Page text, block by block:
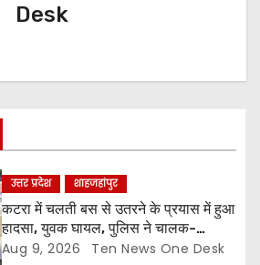
Desk
उत्तर प्रदेश शाहजहांपुर
कटरा में चलती बस से उतरने के प्रयास में हुआ
हादसा, युवक घायल, पुलिस ने चालक-
परिचालक को पूंछताछ के लिए हिरासत में लिया
Aug 9, 2026 Ten News One Desk